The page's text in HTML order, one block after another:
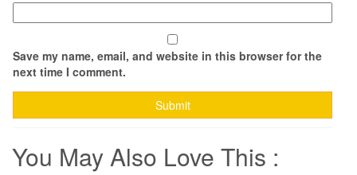
Save my name, email, and website in this browser for the
next time I comment.
You May Also Love This :